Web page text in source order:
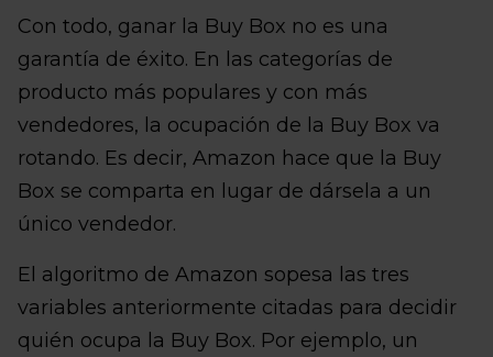
Con todo, ganar la Buy Box no es una
garantía de éxito. En las categorías de
producto más populares y con más
vendedores, la ocupación de la Buy Box va
rotando. Es decir, Amazon hace que la Buy
Box se comparta en lugar de dársela a un
único vendedor.
El algoritmo de Amazon sopesa las tres
variables anteriormente citadas para decidir
quién ocupa la Buy Box. Por ejemplo, un